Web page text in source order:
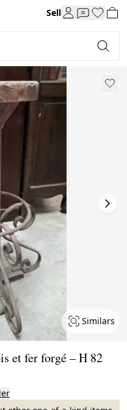
Sell
Similars
et fer forgé – H 82